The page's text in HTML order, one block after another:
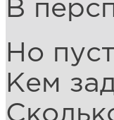
В
Но
Кем